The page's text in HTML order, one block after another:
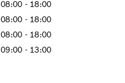
08:00 - 18:00
08:00 - 18:00
08:00 - 18:00
09:00 - 13:00